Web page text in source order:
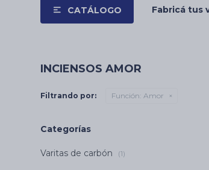
CATÁLOGO Fabricá tus
INCIENSOS AMOR
Filtrando por: Función: Amor
Categorías
Varitas de carbón (1)